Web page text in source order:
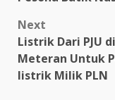
Next
Listrik Dari PJU
Meteran Untuk
listrik Milik PLN